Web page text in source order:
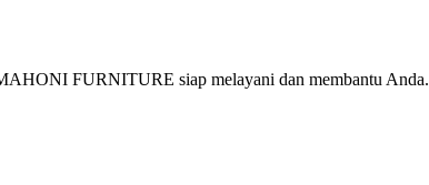
FURNITURE siap melayani dan membantu Anda.